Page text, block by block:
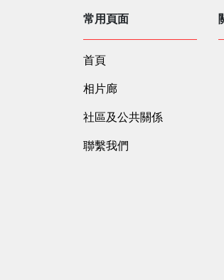
常用頁面
首頁
相片廊
社區及公共關係
聯繫我們